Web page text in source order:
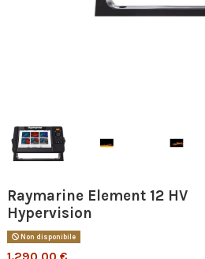
Raymarine Element 12 HV
Hypervision
Non disponibile